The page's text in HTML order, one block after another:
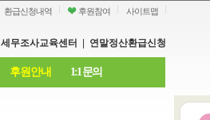
환급신청내역 후원참여 사이트맵
세무조사교육센터 연말정산환급신청
후원안내 1:1 문의